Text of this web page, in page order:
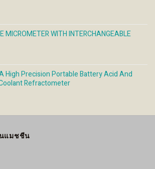
MICROMETER WITH INTERCHANGEABLE
High Precision Portable Battery Acid And
Refractometer
แมชชีน